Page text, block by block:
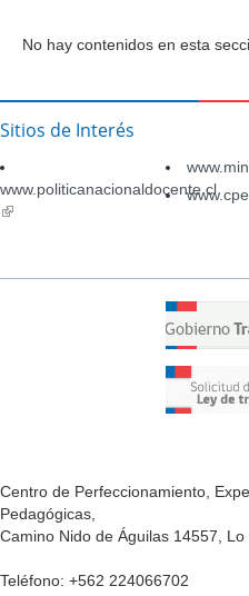
No hay contenidos en esta
Sitios de Interés
www.politicanacionaldocente.cl
(link
Centro de Perfeccionamiento,
Pedagógicas,
Camino Nido de Águilas 14557, Lo
Teléfono: +562 224066702